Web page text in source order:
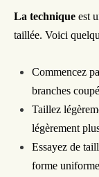
La technique est
taillée. Voici
Commencez
branches
Taillez
légèrement
Essayez de
forme